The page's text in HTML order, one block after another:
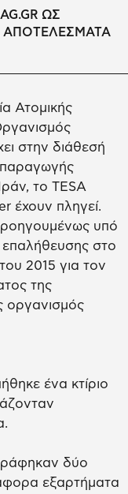
ΩΣ
ΑΠΟΤΕΛΕΣΜΑΤΑ
Ατομικής
στην διάθεσή
παραγωγής
το TESA
έχουν πληγεί.
υπό
επαλήθευσης στο
2015 για τον
της
οργανισμός
ένα κτίριο
δύο
εξαρτήματα